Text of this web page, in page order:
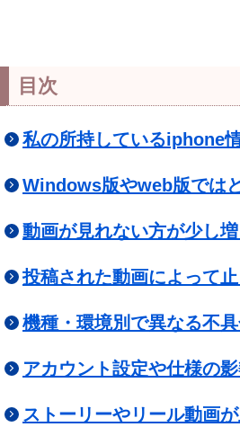
目次
私の所持しているiphone
Windows版やweb版では
動画が見れない方が少し
投稿された動画によって
機種・環境別で異なる不
アカウント設定や仕様の
ストーリーやリール動画